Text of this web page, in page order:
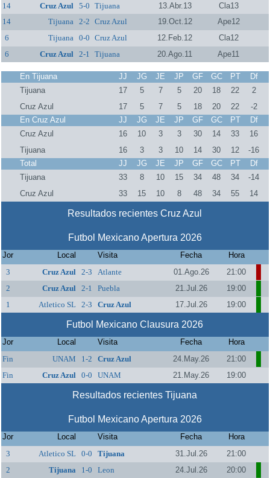
14
Cruz Azul 5-0 Tijuana 13.Abr.13
Cla13
14
Tijuana 2-2 Cruz Azul 19.Oct.12
Ape12
6
Tijuana 0-0 Cruz Azul 12.Feb.12
Cla12
6
Cruz Azul 2-1 Tijuana 20.Ago.11 Ape11
En Tijuana JJ JG JE JP GF GC PT
Df
Tijuana
17 5 7 5 20 18 22
2
Cruz Azul
17 5 7 5 18 20 22
-2
En Cruz Azul
JJ JG JE JP GF GC PT
Df
Cruz Azul
16 10 3 3 30 14 33
16
Tijuana
16 3 3 10 14 30 12
-16
Total
JJ JG JE JP GF GC PT
Df
Tijuana
33 8 10 15 34 48 34
-14
Cruz Azul
33 15 10 8 48 34 55 14
Resultados recientes Cruz Azul
Futbol Mexicano Apertura 2026
Jor Local Visita Fecha
Hora
3
Cruz Azul 2-3 Atlante 01.Ago.26
21:00
2
Cruz Azul 2-1 Puebla 21.Jul.26
19:00
1
Atletico SL 2-3 Cruz Azul 17.Jul.26 19:00
Futbol Mexicano Clausura 2026
Jor Local Visita Fecha
Hora
Fin
UNAM 1-2 Cruz Azul 24.May.26
21:00
Fin
Cruz Azul 0-0 UNAM 21.May.26 19:00
Resultados recientes Tijuana
Futbol Mexicano Apertura 2026
Jor Local Visita Fecha
Hora
3
Atletico SL 0-0 Tijuana 31.Jul.26
21:00
2
Tijuana 1-0 Leon 24.Jul.26
20:00